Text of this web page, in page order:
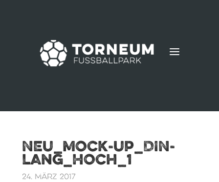
a
NEU_Mock-Up_DIN-
Lang_Hoch_1
24. März 2017